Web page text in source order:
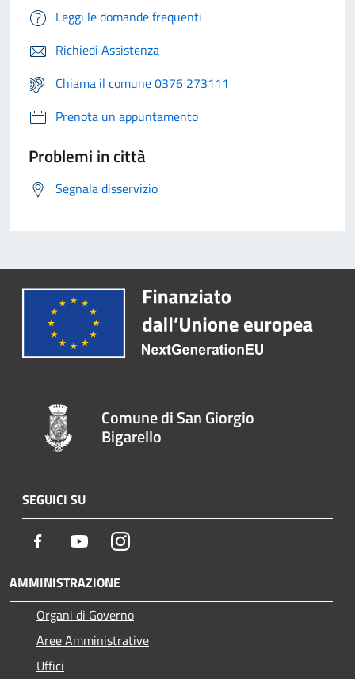
Leggi le domande frequenti
Richiedi Assistenza
Chiama il comune 0376 273111
Prenota un appuntamento
Problemi in città
Segnala disservizio
Comune di San Giorgio
Bigarello
SEGUICI SU
Facebook YoutubeInstagram
AMMINISTRAZIONE
Organi di Governo
Aree Amministrative
Uffici